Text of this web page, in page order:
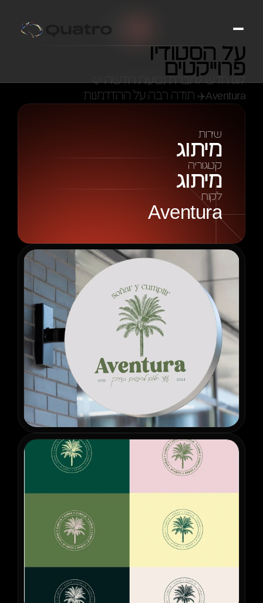
פרוייקטים
על הסטודיו
שירות
מיתוג
קטגוריה
מיתוג
לקוח
Aventura
Aventura
לוגו חדש לחברת נסיעות חדשה 🩷
Aventura✈️ תודה רבה על ההזדמנות